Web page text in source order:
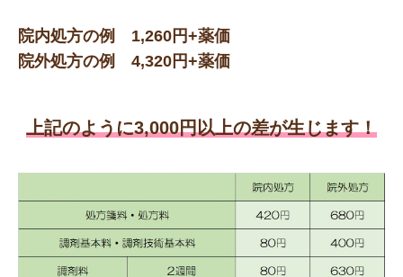
院内処方の例 1,260円+薬価
院外処方の例 4,320円+薬価
上記のように3,000円以上の差が生じます！